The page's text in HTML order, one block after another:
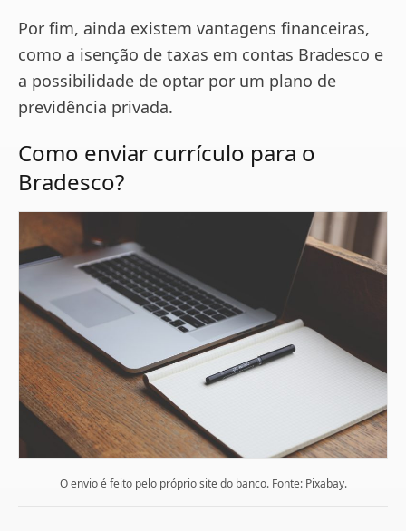
Por fim, ainda existem vantagens financeiras,
como a isenção de taxas em contas Bradesco e
a possibilidade de optar por um plano de
previdência privada.
Como enviar currículo para o
Bradesco?
O envio é feito pelo próprio site do banco. Fonte: Pixabay.